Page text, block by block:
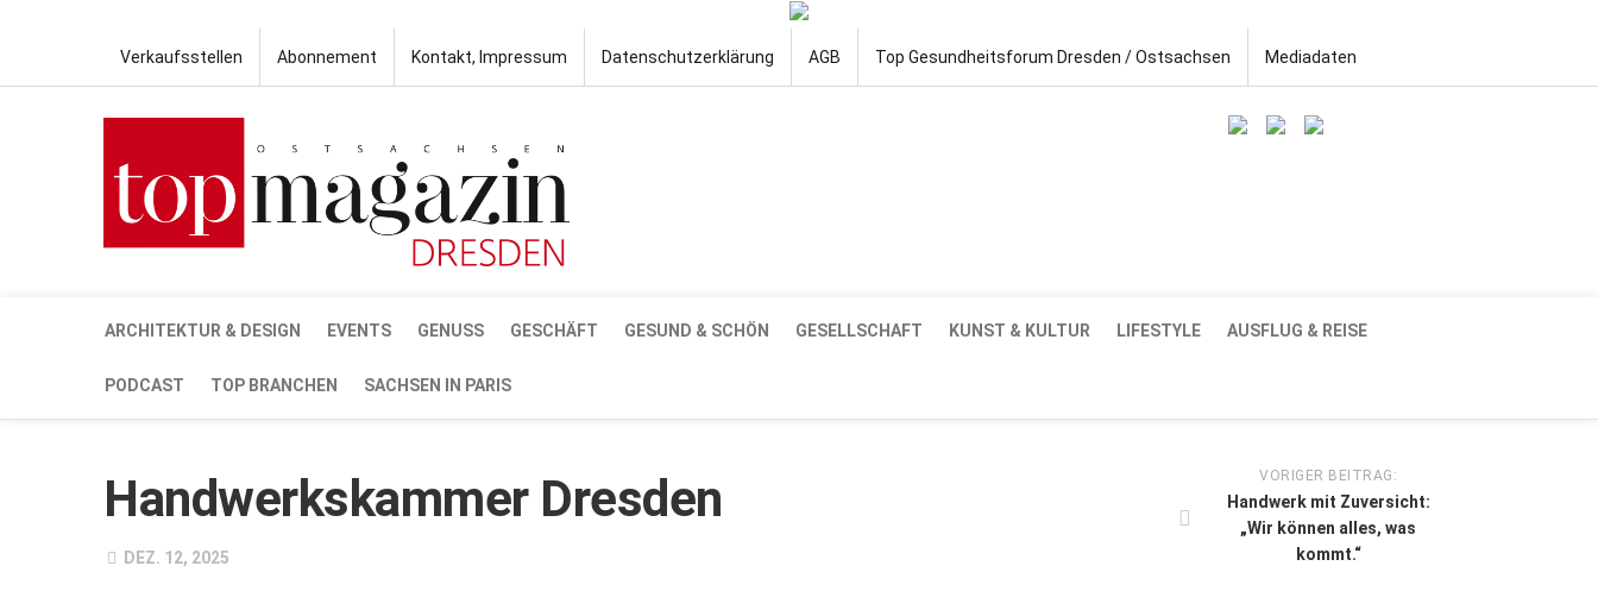
Verkaufsstellen Abonnement Kontakt, Impressum Datenschutzerklärung AGB Top Gesundheitsforum Dresden / Ostsachsen Mediadaten
ARCHITEKTUR & DESIGN EVENTS GENUSS GESCHÄFT GESUND & SCHÖN GESELLSCHAFT KUNST & KULTUR LIFESTYLE AUSFLUG & REISE
PODCAST TOP BRANCHEN SACHSEN IN PARIS
Handwerkskammer Dresden
DEZ. 12, 2025
VORIGER BEITRAG:
Handwerk mit Zuversicht:
„Wir können alles, was
kommt.“